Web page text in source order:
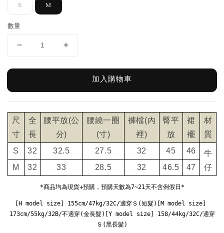
S M
數量
加入購物車
尺
寸
全
長
腰平放(公
分)
腰繞一圈
(寸)
褲檔(內
裡)
臀平
放
裙
襬
材
質
S
32 32.5 27.5 32 45 46
牛
仔
M 32 33 28.5 32 46.5 47
*商品均為現貨+預購，預購天數為7~21天不含例假日*
[H model size] 155cm/47kg/32C/適穿Ｓ(短髮)[M model size]
173cm/55kg/32B/不適穿(金長髮)[Y model size] 158/44kg/32C/適穿
Ｓ(黑長髮)